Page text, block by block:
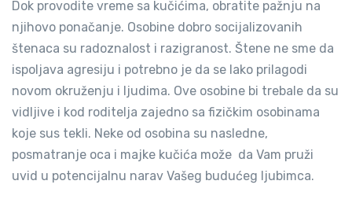
Dok provodite vreme sa kučićima, obratite pažnju na
njihovo ponačanje. Osobine dobro socijalizovanih
štenaca su radoznalost i razigranost. Štene ne sme da
ispoljava agresiju i potrebno je da se lako prilagodi
novom okruženju i ljudima. Ove osobine bi trebale da su
vidljive i kod roditelja zajedno sa fizičkim osobinama
koje sus tekli. Neke od osobina su nasledne,
posmatranje oca i majke kučića može da Vam pruži
uvid u potencijalnu narav Vašeg budućeg ljubimca.